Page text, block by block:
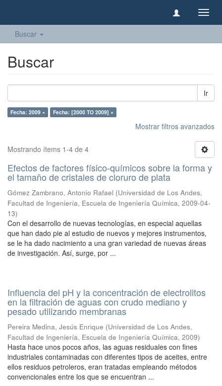
Buscar
Buscar
Ir
Fecha: 2009 × Fecha: [2000 TO 2009] ×
Mostrar filtros avanzados
Mostrando ítems 1-4 de 4
Efectos de factores físico-químicos sobre la forma y
el tamaño de cristales de cloruro de plata
Gómez Zambrano, Antonio Rafael (Universidad de Los Andes,
Facultad de Ingeniería, Escuela de Ingeniería Química, 2009-04-
13)
Con el desarrollo de nuevas tecnologías, en especial aquellas
que han dado pie al estudio de nuevos y mejores instrumentos,
se le ha dado nacimiento a una gran variedad de nuevas áreas
de investigación. Así, surge, por ...
Influencia del pH y la concentración de electrolitos
en la filtración de aguas con crudo mediano y
pesado utilizando membranas
Pereira Medina, Jesús Enrique (Universidad de Los Andes,
Facultad de Ingeniería, Escuela de Ingeniería Química, 2009)
Hasta hace unos pocos años, las aguas residuales con fines
industriales contaminadas con diferentes tipos de aceites, entre
ellos residuos petroleros, eran tratadas empleando métodos
convencionales entre los que se encuentran ...